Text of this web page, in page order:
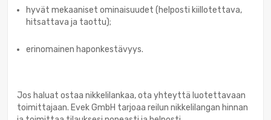
hyvät mekaaniset ominaisuudet (helposti kiillotettava,
hitsattava ja taottu);
erinomainen haponkestävyys.
Jos haluat ostaa nikkelilankaa, ota yhteyttä luotettavaan
toimittajaan. Evek GmbH tarjoaa reilun nikkelilangan hinnan